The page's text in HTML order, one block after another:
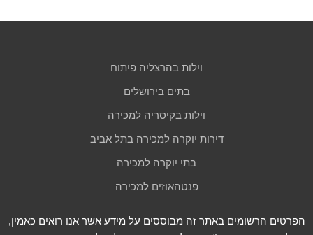
וילות בהרצליה פיתוח
בתים בירושלים
וילות בקיסריה למכירה
דירות יוקרה למכירה בתל אביב
בתי יוקרה למכירה
פנטהאוזים למכירה
הפרטים הרשומים באתר זה מבוססים על מידע אשר אנו רואים כאמין,